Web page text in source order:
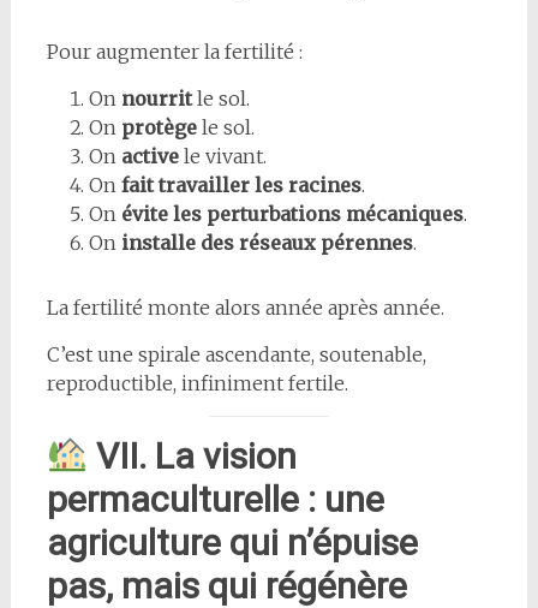
Pour augmenter la fertilité :
On nourritle sol.
On protègele sol.
On activele vivant.
On fait travailler les racines.
On évite les perturbations mécaniques.
On installe des réseaux pérennes.
La fertilité monte alors année après année.
C’est une spirale ascendante, soutenable,
reproductible, infiniment fertile.
VII. La vision
permaculturelle : une
agriculture qui n’épuise
pas, mais qui régénère